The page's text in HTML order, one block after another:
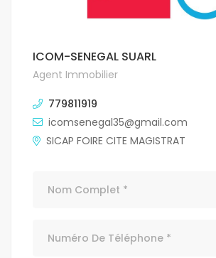
ICOM-SENEGAL SUARL
Agent Immobilier
779811919
icomsenegal35@gmail.com
SICAP FOIRE CITE MAGISTRAT